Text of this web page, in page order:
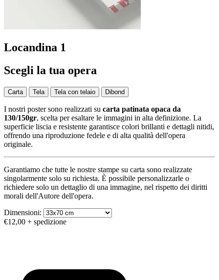
Locandina 1
Scegli la tua opera
Carta Tela Tela con telaio Dibond
I nostri poster sono realizzati su carta patinata opaca da
130/150gr, scelta per esaltare le immagini in alta definizione. La
superficie liscia e resistente garantisce colori brillanti e dettagli nitidi,
offrendo una riproduzione fedele e di alta qualità dell'opera
originale.
Garantiamo che tutte le nostre stampe su carta sono realizzate
singolarmente solo su richiesta. È possibile personalizzarle o
richiedere solo un dettaglio di una immagine, nel rispetto dei diritti
morali dell'Autore dell'opera.
Dimensioni:
€12,00 + spedizione